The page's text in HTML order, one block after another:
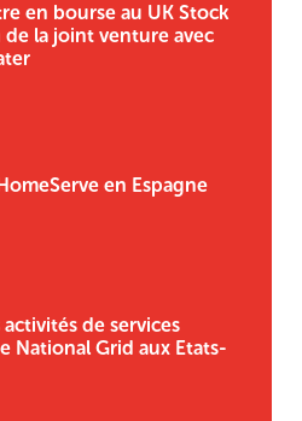
en bourse au UK Stock
de la joint venture avec
en Espagne
de services
National Grid aux Etats-